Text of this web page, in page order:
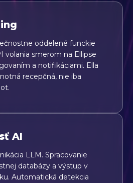
oddelené funckie
volania smerom na Ellipse
a notifikáciami. Ella
recepčná, nie iba
AI
LLM. Spracovanie
databázy a výstup v
Automatická detekcia